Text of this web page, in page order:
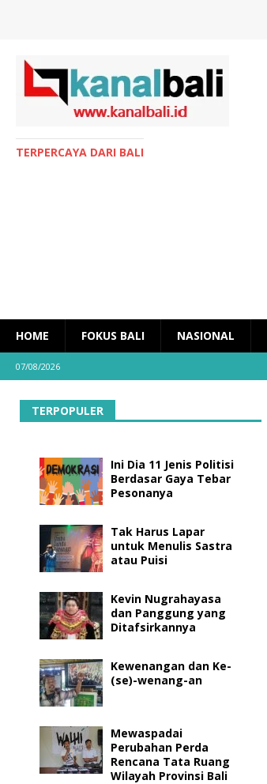
TERPERCAYA DARI BALI
HOME FOKUS BALI NASIONAL
07/08/2026
TERPOPULER
Ini Dia 11 Jenis Politisi
Berdasar Gaya Tebar
Pesonanya
Tak Harus Lapar
untuk Menulis Sastra
atau Puisi
Kevin Nugrahayasa
dan Panggung yang
Ditafsirkannya
Kewenangan dan Ke-
(se)-wenang-an
Mewaspadai
Perubahan Perda
Rencana Tata Ruang
Wilayah Provinsi Bali